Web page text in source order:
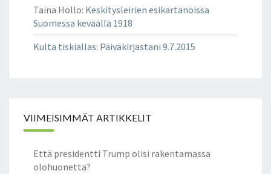
Taina Hollo: Keskitysleirien esikartanoissa
Suomessa keväällä 1918
Kulta tiskiallas: Päiväkirjastani 9.7.2015
VIIMEISIMMÄT ARTIKKELIT
Että presidentti Trump olisi rakentamassa
olohuonetta?